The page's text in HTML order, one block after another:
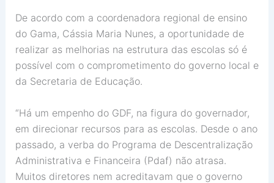
De acordo com a coordenadora regional de ensino
do Gama, Cássia Maria Nunes, a oportunidade de
realizar as melhorias na estrutura das escolas só é
possível com o comprometimento do governo local e
da Secretaria de Educação.
“Há um empenho do GDF, na figura do governador,
em direcionar recursos para as escolas. Desde o ano
passado, a verba do Programa de Descentralização
Administrativa e Financeira (Pdaf) não atrasa.
Muitos diretores nem acreditavam que o governo